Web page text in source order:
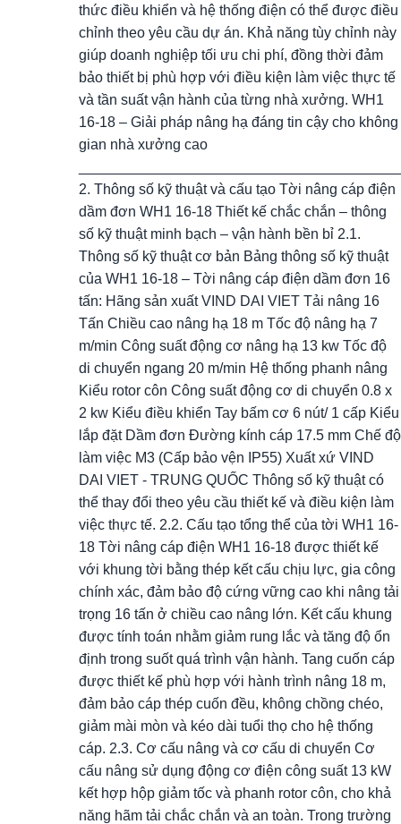
thức điều khiển và hệ thống điện có thể được điều
chỉnh theo yêu cầu dự án. Khả năng tùy chỉnh này
giúp doanh nghiệp tối ưu chi phí, đồng thời đảm
bảo thiết bị phù hợp với điều kiện làm việc thực tế
và tần suất vận hành của từng nhà xưởng. WH1
16-18 – Giải pháp nâng hạ đáng tin cậy cho không
gian nhà xưởng cao
2. Thông số kỹ thuật và cấu tạo Tời nâng cáp điện
dầm đơn WH1 16-18 Thiết kế chắc chắn – thông
số kỹ thuật minh bạch – vận hành bền bỉ 2.1.
Thông số kỹ thuật cơ bản Bảng thông số kỹ thuật
của WH1 16-18 – Tời nâng cáp điện dầm đơn 16
tấn: Hãng sản xuất VIND DAI VIET Tải nâng 16
Tấn Chiều cao nâng hạ 18 m Tốc độ nâng hạ 7
m/min Công suất động cơ nâng hạ 13 kw Tốc độ
di chuyển ngang 20 m/min Hệ thống phanh nâng
Kiểu rotor côn Công suất động cơ di chuyển 0.8 x
2 kw Kiểu điều khiển Tay bấm cơ 6 nút/ 1 cấp Kiểu
lắp đặt Dầm đơn Đường kính cáp 17.5 mm Chế độ
làm việc M3 (Cấp bảo vện IP55) Xuất xứ VIND
DAI VIET - TRUNG QUỐC Thông số kỹ thuật có
thể thay đổi theo yêu cầu thiết kế và điều kiện làm
việc thực tế. 2.2. Cấu tạo tổng thể của tời WH1 16-
18 Tời nâng cáp điện WH1 16-18 được thiết kế
với khung tời bằng thép kết cấu chịu lực, gia công
chính xác, đảm bảo độ cứng vững cao khi nâng tải
trọng 16 tấn ở chiều cao nâng lớn. Kết cấu khung
được tính toán nhằm giảm rung lắc và tăng độ ổn
định trong suốt quá trình vận hành. Tang cuốn cáp
được thiết kế phù hợp với hành trình nâng 18 m,
đảm bảo cáp thép cuốn đều, không chồng chéo,
giảm mài mòn và kéo dài tuổi thọ cho hệ thống
cáp. 2.3. Cơ cấu nâng và cơ cấu di chuyển Cơ
cấu nâng sử dụng động cơ điện công suất 13 kW
kết hợp hộp giảm tốc và phanh rotor côn, cho khả
năng hãm tải chắc chắn và an toàn. Trong trường